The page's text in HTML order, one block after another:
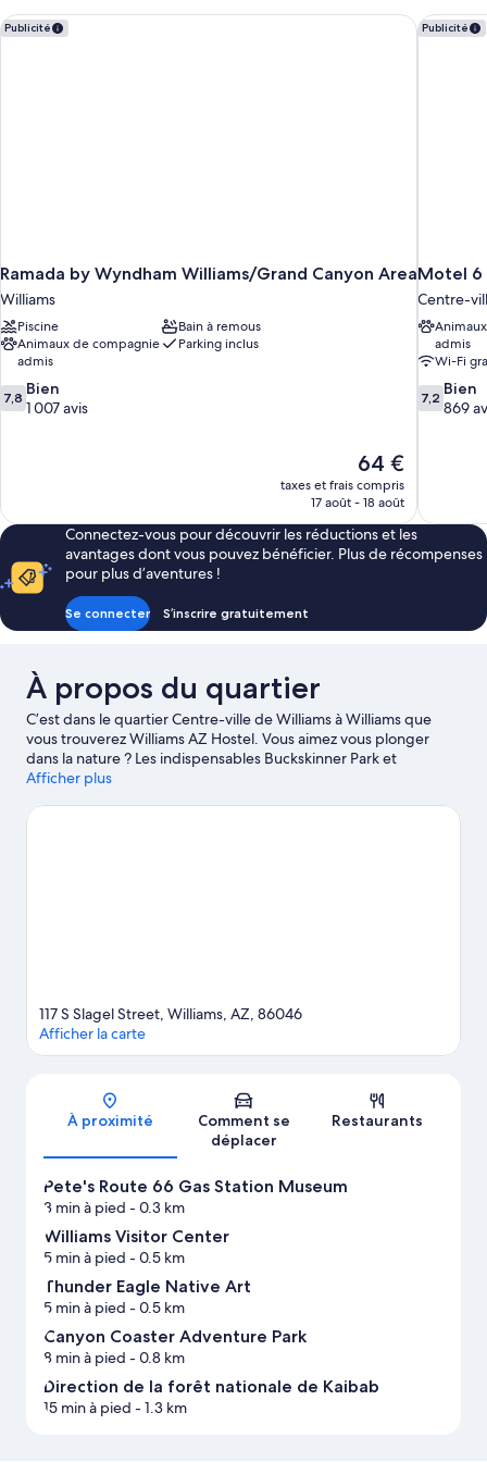
Chambre
Simple
Publicité
Ramada by Wyndham Williams/Grand Canyon Area
Williams
Piscine
Bain à remous
Animaux de compagnie
admis
Parking inclus
7.8
sur
7,8 Bien
1 007 avis
Le
nouveau
prix
de
64 €
64 €
taxes et frais compris
17 août - 18 août
Ramada by Wyndham Williams/Grand Canyon Area Publicité
Motel 6
Centre-
admis
Wi-Fi
7.2
sur
7,2 Bien
869
Motel 6
Connectez-vous pour découvrir les réductions et les
avantages dont vous pouvez bénéficier. Plus de récompenses
pour plus d’aventures !
Se connecter S’inscrire gratuitement
À propos du quartier
C’est dans le quartier Centre-ville de Williams à Williams que
vous trouverez Williams AZ Hostel. Vous aimez vous plonger
dans la nature ? Les indispensables Buckskinner Park et
Direction de la forêt nationale de Kaibab se doivent de figurer
de culture ? Les pragmatiques Pete's Route 66 Gas Station
Afficher plus
Carte
117 S Slagel Street, Williams, AZ, 86046
Afficher la carte
À proximité
Comment se
déplacer
Restaurants
Pete's Route 66 Gas Station Museum
3 min à pied - 0.3 km
Williams Visitor Center
5 min à pied - 0.5 km
Thunder Eagle Native Art
5 min à pied - 0.5 km
Canyon Coaster Adventure Park
8 min à pied - 0.8 km
Direction de la forêt nationale de Kaibab
15 min à pied - 1.3 km